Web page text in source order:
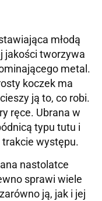
młodą
jakości tworzywa
metal.
koczek ma
ją to, co robi.
ręce. Ubrana w
typu tutu i
trakcie występu.
nastolatce
sprawi wiele
ją, jak i jej